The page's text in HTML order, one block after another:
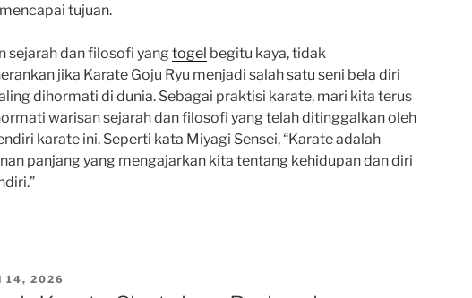
tujuan.
sejarah dan filosofi yang togel begitu kaya, tidak
jika Karate Goju Ryu menjadi salah satu seni bela diri
dihormati di dunia. Sebagai praktisi karate, mari kita terus
warisan sejarah dan filosofi yang telah ditinggalkan oleh
karate ini. Seperti kata Miyagi Sensei, “Karate adalah
panjang yang mengajarkan kita tentang kehidupan dan diri
14, 2026